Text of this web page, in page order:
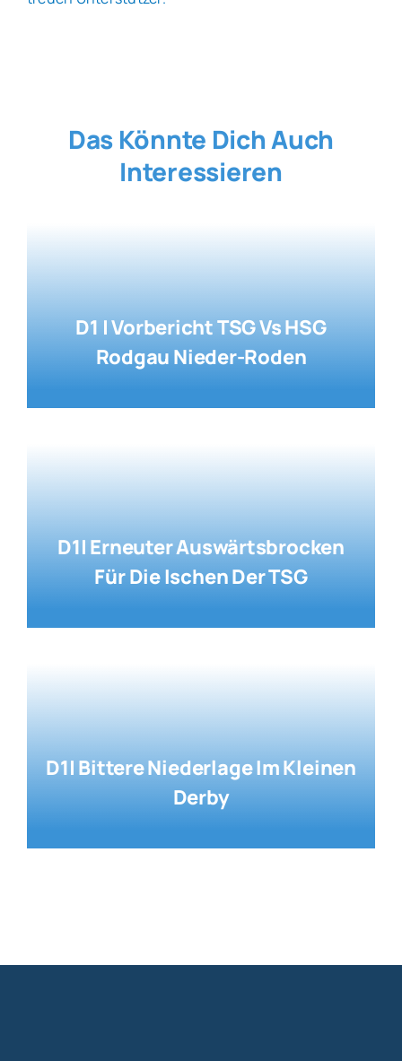
Das Könnte Dich Auch
Interessieren
D1 | Vorbericht TSG Vs HSG
Rodgau Nieder-Roden
D1| Erneuter Auswärtsbrocken
Für Die Ischen Der TSG
D1| Bittere Niederlage Im Kleinen
Derby